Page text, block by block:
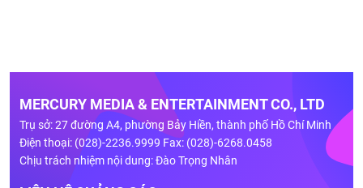
MERCURY MEDIA & ENTERTAINMENT CO., LTD
Trụ sở: 27 đường A4, phường Bảy Hiền, thành phố Hồ Chí Minh
Điện thoại: (028)-2236.9999 Fax: (028)-6268.0458
Chịu trách nhiệm nội dung: Đào Trọng Nhân